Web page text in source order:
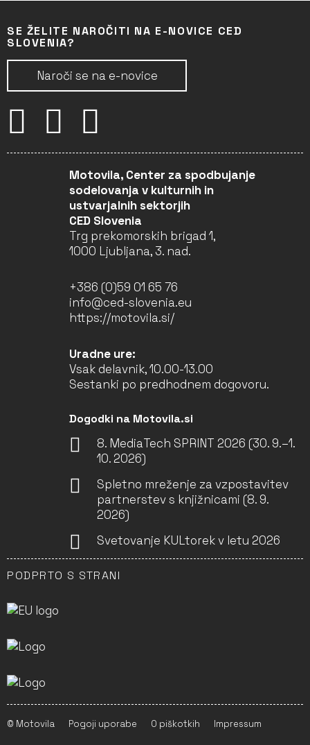
SE ŽELITE NAROČITI NA E-NOVICE CED
SLOVENIA?
Naroči se na e-novice
Motovila, Center za spodbujanje
sodelovanja v kulturnih in
ustvarjalnih sektorjih
CED Slovenia
Trg prekomorskih brigad 1,
1000 Ljubljana, 3. nad.
+386 (0)59 01 65 76
info@ced-slovenia.eu
https://motovila.si/
Uradne ure:
Vsak delavnik, 10.00-13.00
Sestanki po predhodnem dogovoru.
Dogodki na Motovila.si
8. MediaTech SPRINT 2026 (30. 9.–1.
10. 2026)
Spletno mreženje za vzpostavitev
partnerstev s knjižnicami (8. 9.
2026)
Svetovanje KULtorek v letu 2026
PODPRTO S STRANI
© Motovila Pogoji uporabe O piškotkih Impressum